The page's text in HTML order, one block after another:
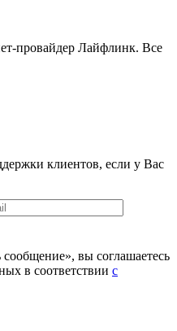
провайдер Лайфлинк. Все
клиентов, если у Вас
вы соглашаетесь
в соответствии с